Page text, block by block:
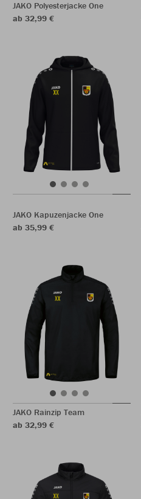
JAKO Polyesterjacke One
ab 32,99 €
JAKO Kapuzenjacke One
ab 35,99 €
JAKO Rainzip Team
ab 32,99 €